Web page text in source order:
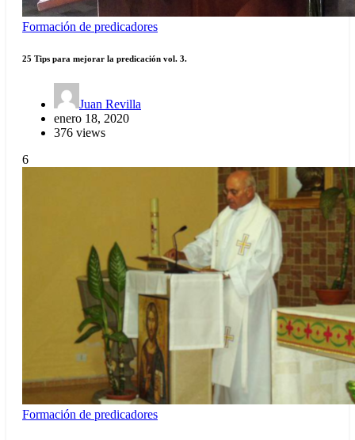
Formación de predicadores
25 Tips para mejorar la predicación vol. 3.
Juan Revilla
enero 18, 2020
376 views
6
Formación de predicadores